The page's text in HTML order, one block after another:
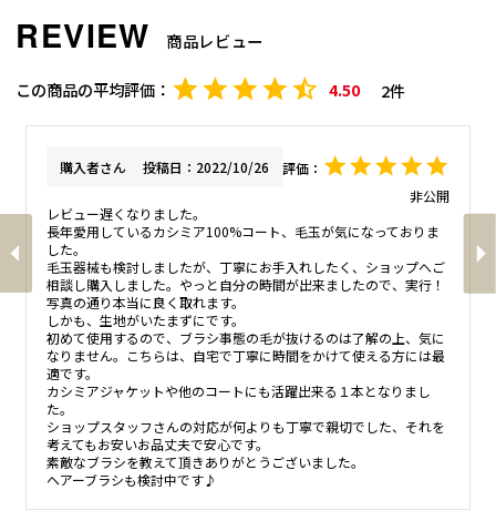
商品レビュー
4.50 2
購入者
非公開
投稿日 2022/10/26
レビュー遅くなりました。
長年愛用しているカシミア100%コート、毛玉が気になっておりま
した。
毛玉器械も検討しましたが、丁寧にお手入れしたく、ショップへご
相談し購入しました。やっと自分の時間が出来ましたので、実行！
写真の通り本当に良く取れます。
しかも、生地がいたまずにです。
初めて使用するので、ブラシ事態の毛が抜けるのは了解の上、気に
なりません。こちらは、自宅で丁寧に時間をかけて使える方には最
適です。
カシミアジャケットや他のコートにも活躍出来る１本となりまし
た。
ショップスタッフさんの対応が何よりも丁寧で親切でした、それを
考えてもお安いお品丈夫で安心です。
素敵なブラシを教えて頂きありがとうございました。
ヘアーブラシも検討中です♪